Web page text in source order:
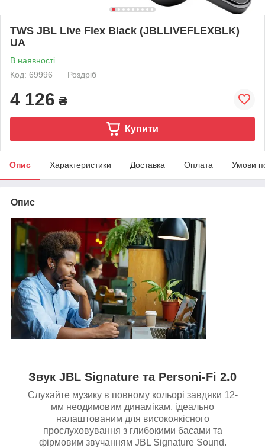
TWS JBL Live Flex Black (JBLLIVEFLEXBLK)
UA
В наявності
Код: 69996
Роздріб
4 126 ₴
Купити
Опис Характеристики Доставка Оплата Умови
Опис
Звук JBL Signature та Personi-Fi 2.0
Слухайте музику в повному кольорі завдяки 12-
мм неодимовим динамікам, ідеально
налаштованим для високоякісного
прослуховування з глибокими басами та
фірмовим звучанням JBL Signature Sound.